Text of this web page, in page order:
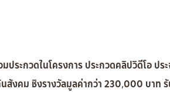
ประกวดในโครงการ ประกวดคลิปวิดีโอ ป
นสังคม ชิงรางวัลมูลค่ากว่า 230,000 บาท